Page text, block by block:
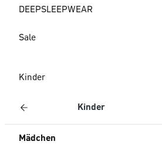
DEEPSLEEPWEAR
Sale
Kinder
Kinder
Mädchen